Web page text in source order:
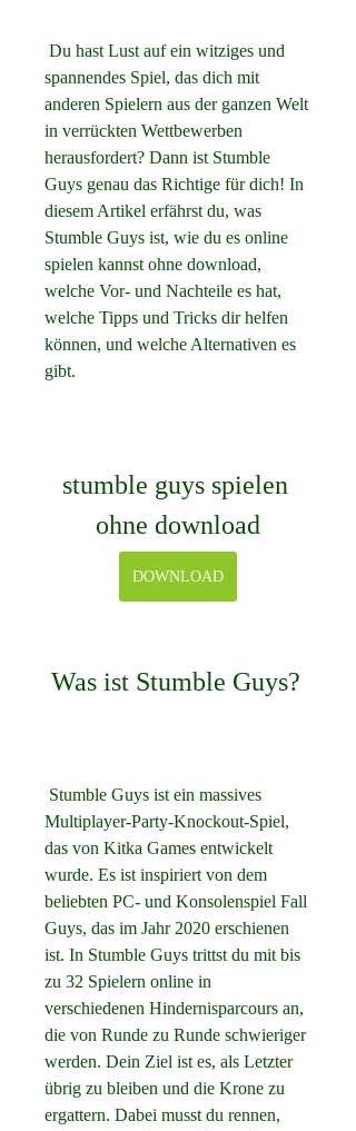
spannendes Spiel, das dich mit
anderen Spielern aus der ganzen Welt
in verrückten Wettbewerben
herausfordert? Dann ist Stumble
Guys genau das Richtige für dich! In
diesem Artikel erfährst du, was
Stumble Guys ist, wie du es online
spielen kannst ohne download,
welche Vor- und Nachteile es hat,
welche Tipps und Tricks dir helfen
können, und welche Alternativen es
gibt.
stumble guys spielen
ohne download
DOWNLOAD
Was ist Stumble Guys?
Multiplayer-Party-Knockout-Spiel,
das von Kitka Games entwickelt
wurde. Es ist inspiriert von dem
beliebten PC- und Konsolenspiel Fall
Guys, das im Jahr 2020 erschienen
ist. In Stumble Guys trittst du mit bis
zu 32 Spielern online in
verschiedenen Hindernisparcours an,
die von Runde zu Runde schwieriger
werden. Dein Ziel ist es, als Letzter
übrig zu bleiben und die Krone zu
ergattern. Dabei musst du rennen,